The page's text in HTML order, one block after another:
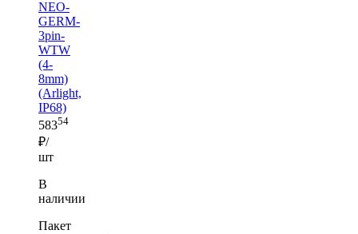
NEO-
GERM-
3pin-
WTW
(4-
8mm)
(Arlight,
IP68)
58354
₽/
шт
В
наличии
Пакет